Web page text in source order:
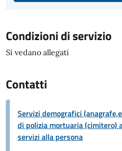
Condizioni di servizio
Si vedano allegati
Contatti
Servizi demografici
di polizia mortuaria (cimitero)
servizi alla persona